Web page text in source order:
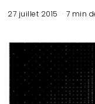
27 juillet 2015 7 min